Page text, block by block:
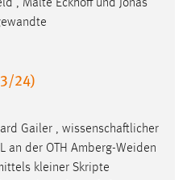
, Malte Eckhoff und Jonas
24)
Gailer , wissenschaftlicher
an der OTH Amberg-Weiden
kleiner Skripte